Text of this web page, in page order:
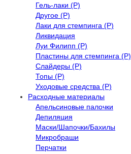
Гель-лаки (Р)
Другое (Р)
Лаки для стемпинга (Р)
Ликвидация
Луи Филипп (Р)
Пластины для стемпинга (Р)
Слайдеры (Р)
Топы (Р)
Уходовые средства (Р)
Расходные материалы
Апельсиновые палочки
Депиляция
Маски/Шапочки/Бахилы
Микробраши
Перчатки